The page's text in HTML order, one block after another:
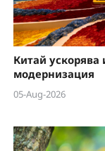
Китай ускорява
модернизация
05-Aug-2026